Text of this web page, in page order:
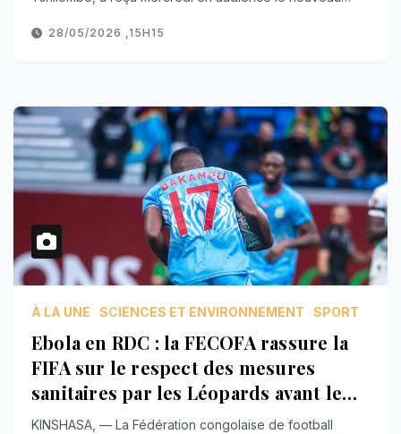
28/05/2026 ,15H15
À LA UNE SCIENCES ET ENVIRONNEMENT SPORT
Ebola en RDC : la FECOFA rassure la
FIFA sur le respect des mesures
sanitaires par les Léopards avant le
mondial
KINSHASA, — La Fédération congolaise de football